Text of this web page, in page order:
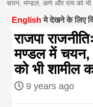
चयन, मण्डल, कर्ण और राय को भी
English मे देखने के लिए
राजपा
मण्डल में चयन,
को भी शामील
9 years ago